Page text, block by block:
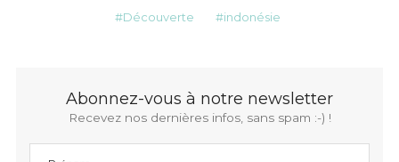
Découverte indonésie
Abonnez-vous à notre newsletter
Recevez nos dernières infos, sans spam :-) !